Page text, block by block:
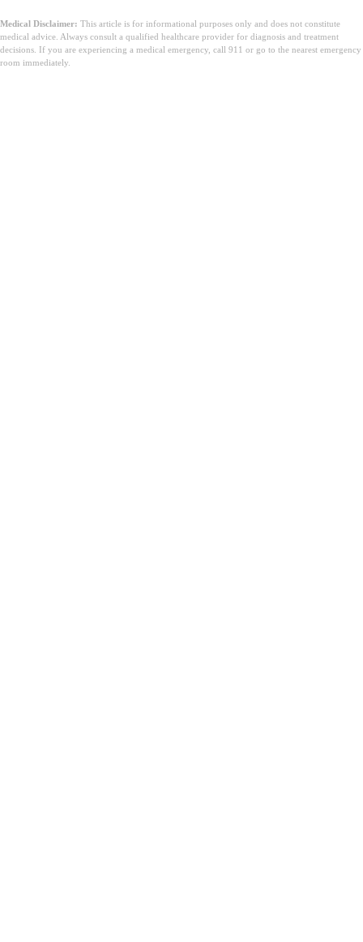
Medical Disclaimer: This article is for informational purposes only and does not constitute
medical advice. Always consult a qualified healthcare provider for diagnosis and treatment
decisions. If you are experiencing a medical emergency, call 911 or go to the nearest emergency
room immediately.